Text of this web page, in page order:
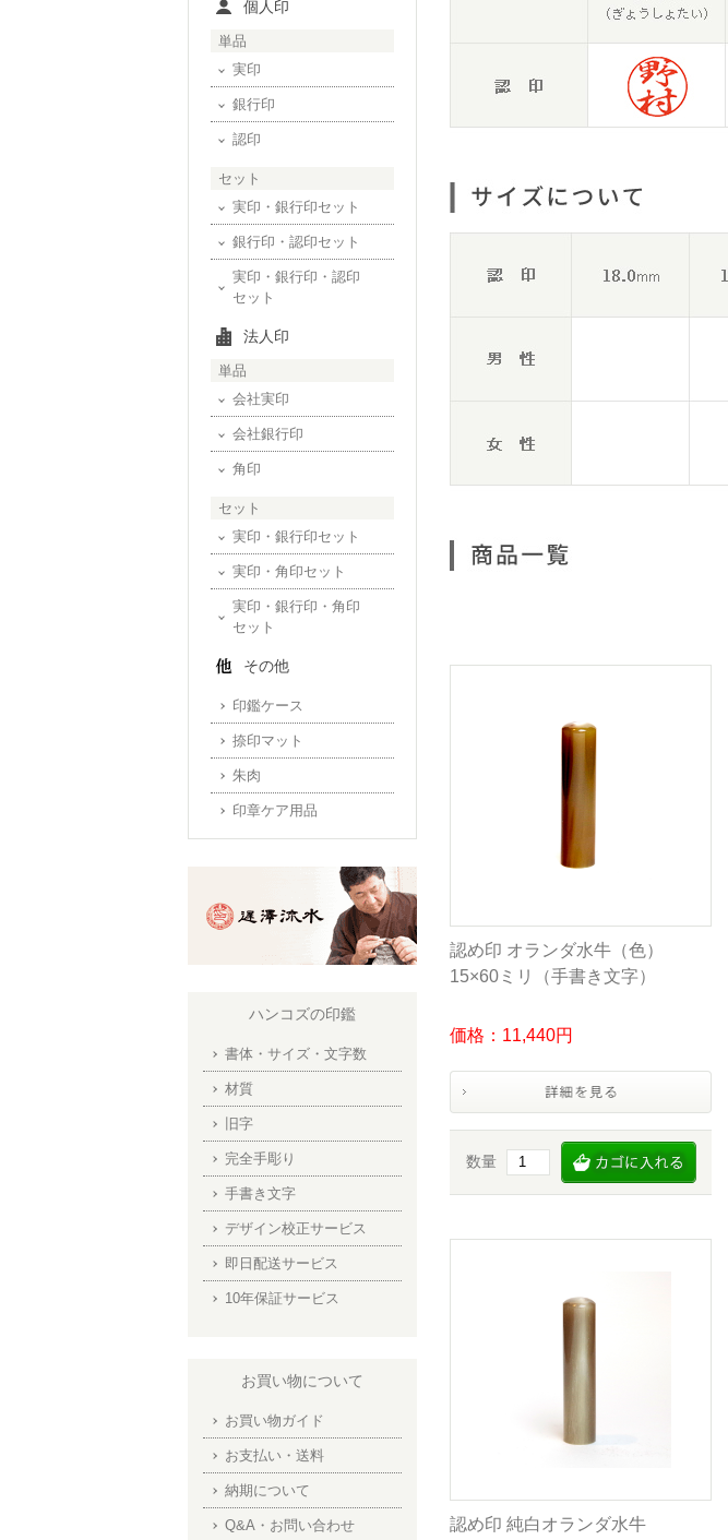
認め印 オランダ水牛（色）
15×60ミリ（手書き文字）
価格：11,440円
数量
認め印 純白オランダ水牛
個人印
単品
実印
銀行印
認印
セット
実印・銀行印セット
銀行印・認印セット
実印・銀行印・認印
セット
法人印
単品
会社実印
会社銀行印
角印
セット
実印・銀行印セット
実印・角印セット
実印・銀行印・角印
セット
その他
印鑑ケース
捺印マット
朱肉
印章ケア用品
ハンコズの印鑑
書体・サイズ・文字数
材質
旧字
完全手彫り
手書き文字
デザイン校正サービス
即日配送サービス
10年保証サービス
お買い物について
お買い物ガイド
お支払い・送料
納期について
Q&A・お問い合わせ